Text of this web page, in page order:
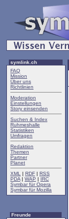
symlink.ch
FAQ
Mission
Über uns
Richtlinien
Moderation
Einstellungen
Story einsenden
Suchen & Index
Ruhmeshalle
Statistiken
Umfragen
Redaktion
Themen
Partner
Planet
XML
| RDF | RSS
PDA | WAP | IRC
Symbar für Opera
Symbar für Mozilla
Freunde